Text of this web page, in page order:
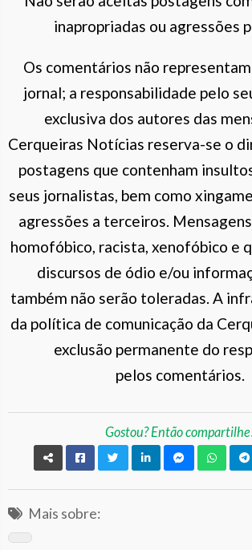
inapropriadas ou agressões
Os comentários não
jornal; a responsabilidade pelo
exclusiva dos autores das
Cerqueiras Notícias reserva-se o
postagens que contenham
seus jornalistas, bem como
agressões a terceiros.
homofóbico, racista, xenofóbico e
discursos de ódio e/ou
também não serão toleradas. A
da política de comunicação da
exclusão permanente do
pelos comentários.
Gostou? Então
Mais sobre: